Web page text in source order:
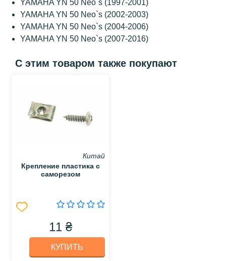
YAMAHA YN 50 Neo`s (1997-2001)
YAMAHA YN 50 Neo`s (2002-2003)
YAMAHA YN 50 Neo`s (2004-2006)
YAMAHA YN 50 Neo`s (2007-2016)
С этим товаром также покупают
Китай
Крепление пластика с
саморезом
11 ₴
КУПИТЬ